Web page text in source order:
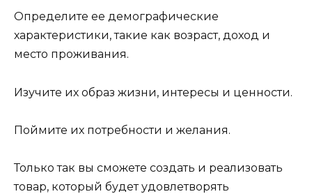
Определите ее демографические
характеристики, такие как возраст, доход и
место проживания.
Изучите их образ жизни, интересы и ценности.
Поймите их потребности и желания.
Только так вы сможете создать и реализовать
товар, который будет удовлетворять